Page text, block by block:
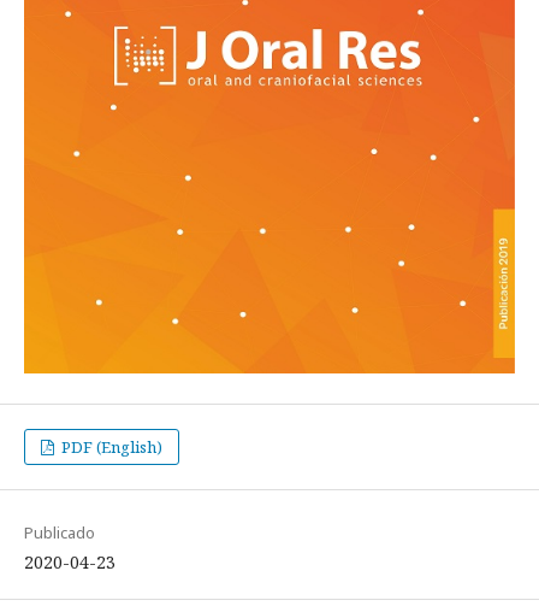
PDF (English)
Publicado
2020-04-23